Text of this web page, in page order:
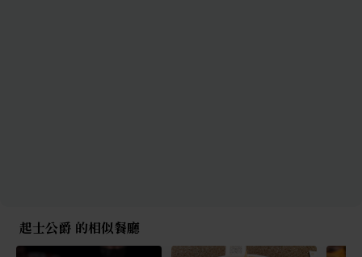
起士公爵 的相似餐廳